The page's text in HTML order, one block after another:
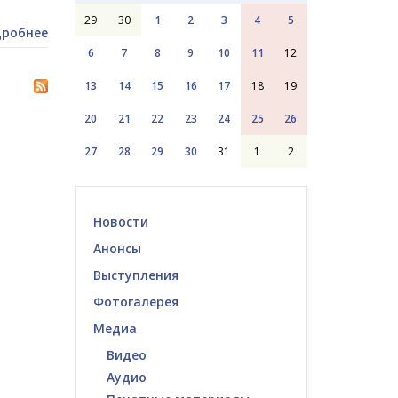
29 30 1 2 3 4 5
6 7 8 9 10 11 12
13 14 15 16 17 18 19
20 21 22 23 24 25 26
27 28 29 30 31 1 2
Новости
Анонсы
Выступления
Фотогалерея
Медиа
Видео
Аудио